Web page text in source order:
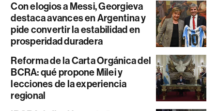
Con elogios a Messi, Georgieva
destaca avances en Argentina y
pide convertir la estabilidad en
prosperidad duradera
Reforma de la Carta Orgánica del
BCRA: qué propone Milei y
lecciones de la experiencia
regional